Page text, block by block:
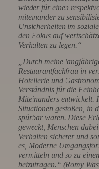
wieder für einen
miteinander zu
Unsicherheiten im
den Fokus auf
Verhalten zu legen.“
„Durch meine
Restaurantfachfrau in
Hotellerie und
Verständnis für die
Miteinanders entwickelt.
Situationen gestoßen, in
spürbar waren. Diese
geweckt, Menschen
Verhalten sicherer und
es, Moderne
vermitteln und so zu
beizutragen.“ (Romy